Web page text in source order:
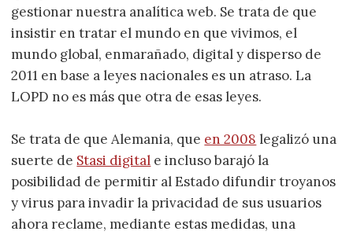
gestionar nuestra analítica web. Se trata de que
insistir en tratar el mundo en que vivimos, el
mundo global, enmarañado, digital y disperso de
2011 en base a leyes nacionales es un atraso. La
LOPD no es más que otra de esas leyes.
Se trata de que Alemania, que en 2008 legalizó una
suerte de Stasi digital e incluso barajó la
posibilidad de permitir al Estado difundir troyanos
y virus para invadir la privacidad de sus usuarios
ahora reclame, mediante estas medidas, una